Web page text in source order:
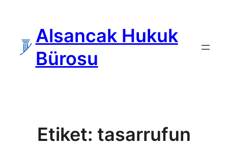
Alsancak Hukuk
Bürosu
Etiket: tasarrufun